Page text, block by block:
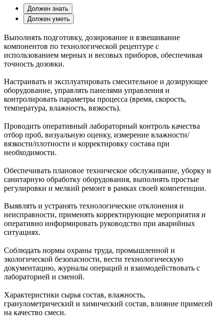
Должен знать
Должен уметь
Выполнять подготовку, дозирование и взвешивание
компонентов по технологической рецептуре с
использованием мерных и весовых приборов, обеспечивая
точность дозовки.
Настраивать и эксплуатировать смесительное и дозирующее
оборудование, управлять панелями управления и
контролировать параметры процесса (время, скорость,
температура, влажность, вязкость).
Проводить оперативный лабораторный контроль качества
отбор проб, визуальную оценку, измерение влажности/
вязкости/плотности и корректировку состава при
необходимости.
Обеспечивать плановое техническое обслуживание, уборку и
санитарную обработку оборудования, выполнять простые
регулировки и мелкий ремонт в рамках своей компетенции.
Выявлять и устранять технологические отклонения и
неисправности, применять корректирующие мероприятия и
оперативно информировать руководство при аварийных
ситуациях.
Соблюдать нормы охраны труда, промышленной и
экологической безопасности, вести технологическую
документацию, журналы операций и взаимодействовать с
лабораторией и сменой.
Характеристики сырья состав, влажность,
гранулометрический и химический состав, влияние примесей
на качество смеси.